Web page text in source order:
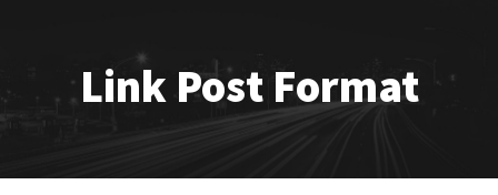
Link Post Format